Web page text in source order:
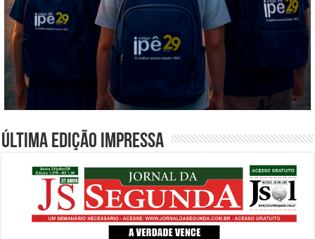
Última edição impressa